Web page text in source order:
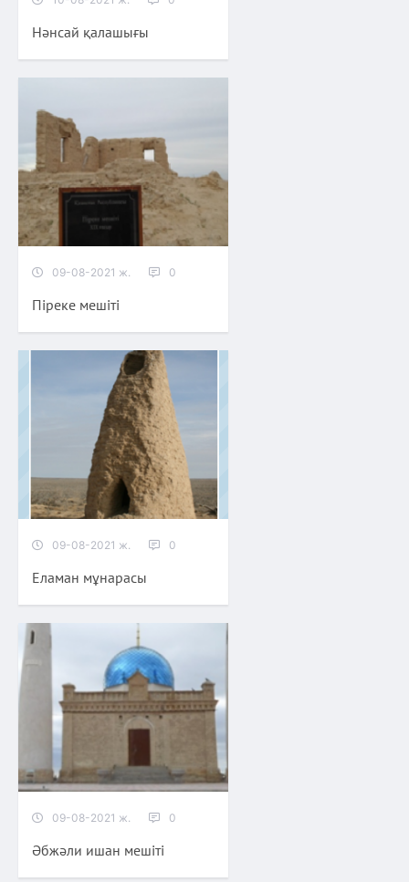
Нәнсай қалашығы
09-08-2021 ж. 0
Піреке мешіті
09-08-2021 ж. 0
Еламан мұнарасы
09-08-2021 ж. 0
Әбжәли ишан мешіті